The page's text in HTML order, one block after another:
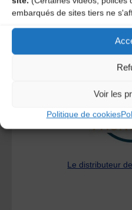
embarqués de sites tiers ne
Voir les
Politique de cookies
A
Le distributeur